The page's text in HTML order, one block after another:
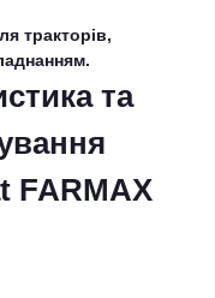
тракторів,
та
FARMAX